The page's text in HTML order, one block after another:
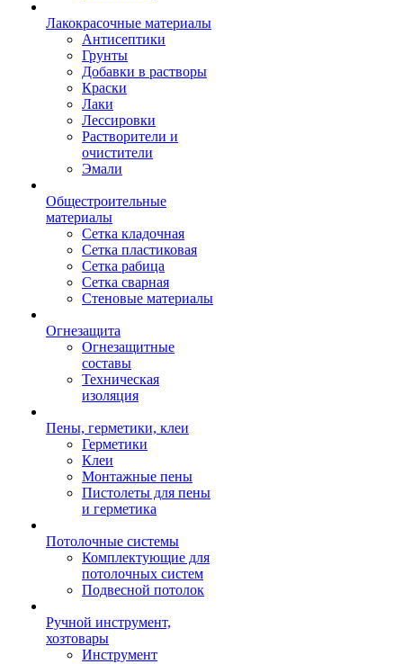
Лакокрасочные материалы
Антисептики
Грунты
Добавки в растворы
Краски
Лаки
Лессировки
Растворители и
очистители
Эмали
Общестроительные
материалы
Сетка кладочная
Сетка пластиковая
Сетка рабица
Сетка сварная
Стеновые материалы
Огнезащита
Огнезащитные
составы
Техническая
изоляция
Пены, герметики, клеи
Герметики
Клеи
Монтажные пены
Пистолеты для пены
и герметика
Потолочные системы
Комплектующие для
потолочных систем
Подвесной потолок
Ручной инструмент,
хозтовары
Инструмент